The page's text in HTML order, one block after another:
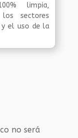
limpia,
sectores
y el uso de la
no será